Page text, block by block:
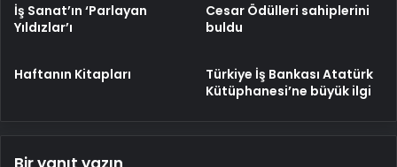
İş Sanat’ın ‘Parlayan
Yıldızlar’ı
Cesar Ödülleri sahiplerini
buldu
Haftanın Kitapları
Türkiye İş Bankası Atatürk
Kütüphanesi’ne büyük ilgi